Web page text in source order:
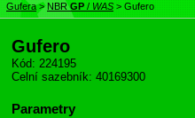
Gufera> NBRGP / WAS > Gufero
Gufero
Kód: 224195
Celní sazebník: 40169300
Parametry